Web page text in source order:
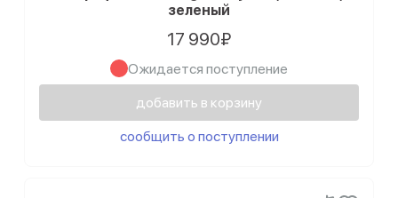
зеленый
17 990₽
Ожидается поступление
добавить в корзину
сообщить о поступлении